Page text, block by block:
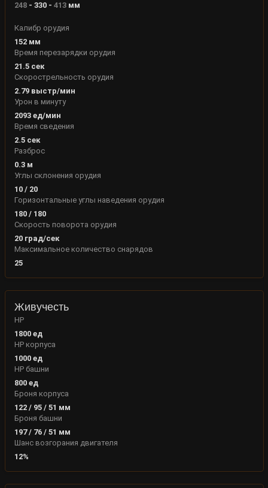
248- 330- 413 мм
Калибр орудия
152мм
Время перезарядки орудия
21.5сек
Скорострельность орудия
2.79выстр/мин
Урон в минуту
2093ед/мин
Время сведения
2.5сек
Разброс
0.3м
Углы склонения орудия
10 / 20
Горизонтальные углы наведения орудия
180 / 180
Скорость поворота орудия
20град/сек
Максимальное количество снарядов
25
Живучесть
HP
1800ед
HP корпуса
1000ед
HP башни
800ед
Броня корпуса
122/ 95/ 51 мм
Броня башни
197/ 76 / 51 мм
Шанс возгорания двигателя
12%